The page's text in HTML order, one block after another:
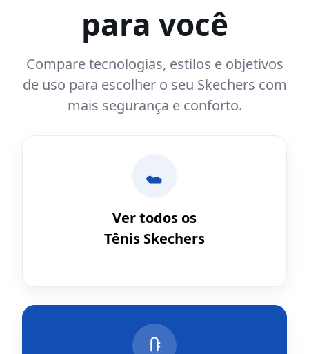
para você
Compare tecnologias, estilos e objetivos
de uso para escolher o seu Skechers com
mais segurança e conforto.
Ver todos os
Tênis Skechers